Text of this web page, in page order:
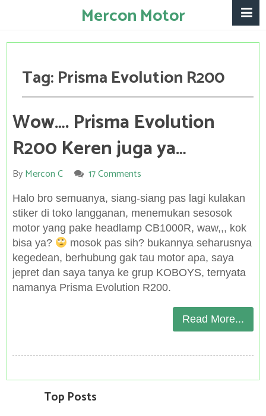
Mercon Motor
Tag:Prisma Evolution R200
Wow…. Prisma Evolution
R200 Keren juga ya…
ByMercon C 17 Comments
Halo bro semuanya, siang-siang pas lagi kulakan
stiker di toko langganan, menemukan sesosok
motor yang pake headlamp CB1000R, waw,,, kok
bisa ya?
mosok pas sih? bukannya seharusnya
kegedean, berhubung gak tau motor apa, saya
jepret dan saya tanya ke grup KOBOYS, ternyata
namanya Prisma Evolution R200.
Read More...
Top Posts